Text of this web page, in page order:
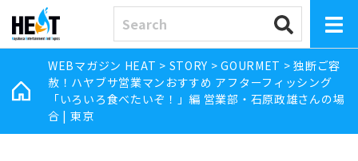
WEBマガジン HEAT > STORY >GOURMET >独断ご容
赦！ハヤブサ営業マンおすすめ アフターフィッシング
「いろいろ食べたいぞ！」編 営業部・石原政雄さんの場
合 | 東京